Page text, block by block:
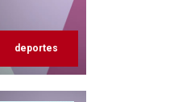
deportes